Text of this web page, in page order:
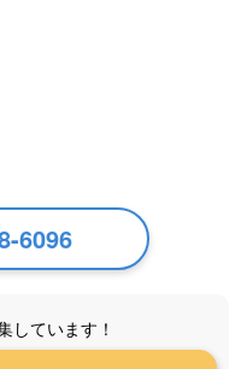
6096
しています！